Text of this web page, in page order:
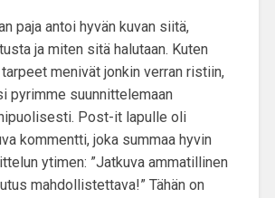
paja antoi hyvän kuvan siitä,
ja miten sitä halutaan. Kuten
menivät jonkin verran ristiin,
pyrimme suunnittelemaan
Post-it lapulle oli
kommentti, joka summaa hyvin
ytimen: ”Jatkuva ammatillinen
mahdollistettava!” Tähän on